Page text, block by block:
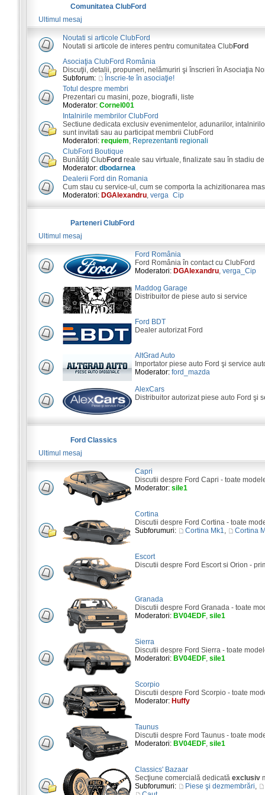
Comunitatea ClubFord
Ultimul mesaj
Noutati si articole ClubFord
Noutati si articole de interes pentru comunitatea ClubFord
Asociaţia ClubFord România
Discuţii, detalii, propuneri, nelămuriri şi înscrieri în Asociaţia
Subforum:
Înscrie-te în asociaţie!
Totul despre membri
Prezentari cu masini, poze, biografii, liste
Moderator: Cornel001
Intalnirile membrilor ClubFord
Sectiune dedicata exclusiv evenimentelor, adunarilor,
sunt invitati sau au participat membrii ClubFord
Moderatori: requiem, Reprezentanti regionali
ClubFord Boutique
Bunătăţi ClubFord reale sau virtuale, finalizate sau în stadiu
Moderator: dbodarnea
Dealerii Ford din Romania
Cum stau cu service-ul, cum se comporta la achizitionarea
Moderatori: DGAlexandru, verga_Cip
Parteneri ClubFord
Ultimul mesaj
Ford România
Ford România în contact cu ClubFord
Moderatori: DGAlexandru, verga_Cip
Maddog Garage
Distribuitor de piese auto si service
Ford BDT
Dealer autorizat Ford
AltGrad Auto
Importator piese auto Ford şi service
Moderator: ford_mazda
AlexCars
Distribuitor autorizat piese auto Ford şi
Ford Classics
Ultimul mesaj
Capri
Discutii despre Ford Capri - toate
Moderator: sile1
Cortina
Discutii despre Ford Cortina - toate
Subforumuri:
Cortina Mk1, Cortina
Escort
Discutii despre Ford Escort si Orion -
Granada
Discutii despre Ford Granada - toate
Moderatori: BV04EDF, sile1
Sierra
Discutii despre Ford Sierra - toate
Moderatori: BV04EDF, sile1
Scorpio
Discutii despre Ford Scorpio - toate
Moderator: Huffy
Taunus
Discutii despre Ford Taunus - toate
Moderatori: BV04EDF, sile1
Classics' Bazaar
Secţiune comercială dedicată exclusiv
Subforumuri:
Piese şi dezmembrări,